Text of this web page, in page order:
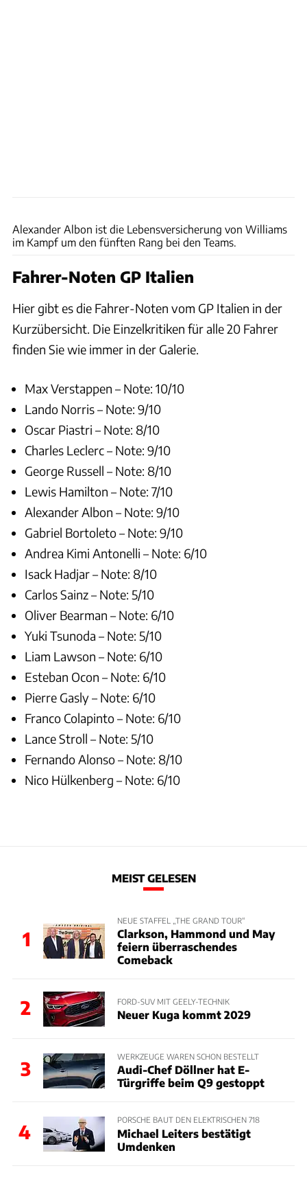
Alexander Albon ist die Lebensversicherung von Williams
im Kampf um den fünften Rang bei den Teams.
Fahrer-Noten GP Italien
Hier gibt es die Fahrer-Noten vom GP Italien in der
Kurzübersicht. Die Einzelkritiken für alle 20 Fahrer
finden Sie wie immer in der Galerie.
Max Verstappen – Note: 10/10
Lando Norris – Note: 9/10
Oscar Piastri – Note: 8/10
Charles Leclerc – Note: 9/10
George Russell – Note: 8/10
Lewis Hamilton – Note: 7/10
Alexander Albon – Note: 9/10
Gabriel Bortoleto – Note: 9/10
Andrea Kimi Antonelli – Note: 6/10
Isack Hadjar – Note: 8/10
Carlos Sainz – Note: 5/10
Oliver Bearman – Note: 6/10
Yuki Tsunoda – Note: 5/10
Liam Lawson – Note: 6/10
Esteban Ocon – Note: 6/10
Pierre Gasly – Note: 6/10
Franco Colapinto – Note: 6/10
Lance Stroll – Note: 5/10
Fernando Alonso – Note: 8/10
Nico Hülkenberg – Note: 6/10
MEIST GELESEN
1
NEUE STAFFEL „THE GRAND TOUR“
Clarkson, Hammond und May
feiern überraschendes
Comeback
2 FORD-SUV MIT GEELY-TECHNIK
Neuer Kuga kommt 2029
3
WERKZEUGE WAREN SCHON BESTELLT
Audi-Chef Döllner hat E-
Türgriffe beim Q9 gestoppt
4
PORSCHE BAUT DEN ELEKTRISCHEN 718
Michael Leiters bestätigt
Umdenken